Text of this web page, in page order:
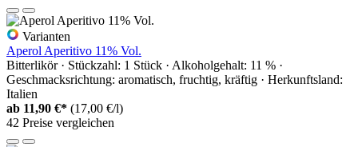
Varianten
Aperol Aperitivo 11% Vol.
Bitterlikör · Stückzahl: 1 Stück · Alkoholgehalt: 11 % ·
Geschmacksrichtung: aromatisch, fruchtig, kräftig · Herkunftsland:
Italien
ab 11,90 €* (17,00 €/l)
42 Preise vergleichen